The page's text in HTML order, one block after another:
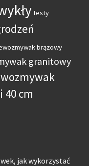
testy
brązowy
granitowy
40 cm
jak wykorzystać